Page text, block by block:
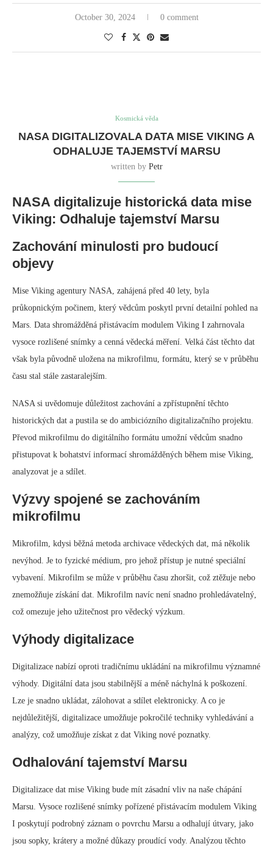
October 30, 2024 0 comment
Kosmická věda
NASA DIGITALIZOVALA DATA MISE VIKING A
ODHALUJE TAJEMSTVÍ MARSU
written by Petr
NASA digitalizuje historická data mise
Viking: Odhaluje tajemství Marsu
Zachování minulosti pro budoucí
objevy
Mise Viking agentury NASA, zahájená před 40 lety, byla
průkopnickým počinem, který vědcům poskytl první detailní pohled na
Mars. Data shromážděná přistávacím modulem Viking I zahrnovala
vysoce rozlišené snímky a cenná vědecká měření. Velká část těchto dat
však byla původně uložena na mikrofilmu, formátu, který se v průběhu
času stal stále zastaralejším.
NASA si uvědomuje důležitost zachování a zpřístupnění těchto
historických dat a pustila se do ambiciózního digitalizačního projektu.
Převod mikrofilmu do digitálního formátu umožní vědcům snadno
přistupovat k bohatství informací shromážděných během mise Viking,
analyzovat je a sdílet.
Výzvy spojené se zachováním
mikrofilmu
Mikrofilm, kdysi běžná metoda archivace vědeckých dat, má několik
nevýhod. Je to fyzické médium, pro jehož přístup je nutné speciální
vybavení. Mikrofilm se může v průběhu času zhoršit, což ztěžuje nebo
znemožňuje získání dat. Mikrofilm navíc není snadno prohledávatelný,
což omezuje jeho užitečnost pro vědecký výzkum.
Výhody digitalizace
Digitalizace nabízí oproti tradičnímu ukládání na mikrofilmu významné
výhody. Digitální data jsou stabilnější a méně náchylná k poškození.
Lze je snadno ukládat, zálohovat a sdílet elektronicky. A co je
nejdůležitější, digitalizace umožňuje pokročilé techniky vyhledávání a
analýzy, což umožňuje získat z dat Viking nové poznatky.
Odhalování tajemství Marsu
Digitalizace dat mise Viking bude mít zásadní vliv na naše chápání
Marsu. Vysoce rozlišené snímky pořízené přistávacím modulem Viking
I poskytují podrobný záznam o povrchu Marsu a odhalují útvary, jako
jsou sopky, krátery a možné důkazy proudící vody. Analýzou těchto